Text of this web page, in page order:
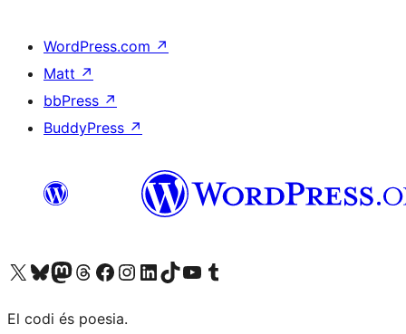
WordPress.com ↗
Matt ↗
bbPress ↗
BuddyPress ↗
Visiteu el nostre compte X (abans Twitter)
Visiteu el nostre compte de Bluesky
Visiteu el nostre compte al Mastodon
Visiteu el nostre compte de Threads
Visiteu la nostra pàgina al Facebook
Visiteu el nostre compte d'Instagram
Visiteu el nostre compte de LinkedIn
Visiteu el nostre compte de TikTok
Visiteu el nostre canal al YouTube
Visiteu el nostre compte de Tumblr
El codi és poesia.